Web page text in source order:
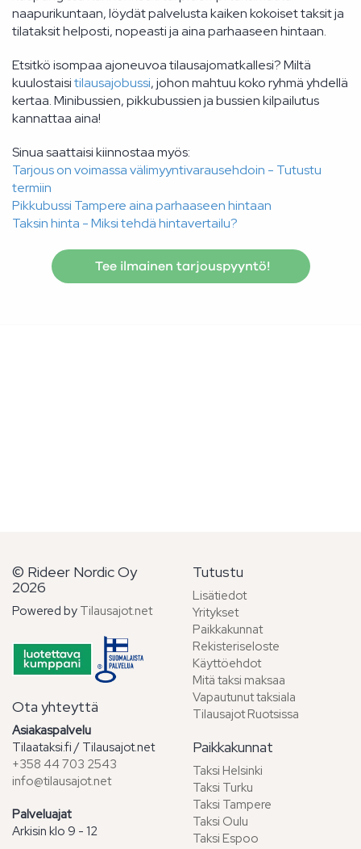
naapurikuntaan, löydät palvelusta kaiken kokoiset taksit ja
tilataksit helposti, nopeasti ja aina parhaaseen hintaan.
Etsitkö isompaa ajoneuvoa tilausajomatkallesi? Miltä
kuulostaisitilausajobussi, johon mahtuu koko ryhmä yhdellä
kertaa. Minibussien, pikkubussien ja bussien kilpailutus
kannattaa aina!
Sinua saattaisi kiinnostaa myös:
Tarjous on voimassa välimyyntivarausehdoin - Tutustu
termiin
Pikkubussi Tampere aina parhaaseen hintaan
Taksin hinta - Miksi tehdä hintavertailu?
Tee ilmainen tarjouspyyntö!
© Rideer Nordic Oy
2026
Powered by Tilausajot.net
Ota yhteyttä
Asiakaspalvelu
Tilaataksi.fi / Tilausajot.net
+358 44 703 2543
info@tilausajot.net
Palveluajat
Arkisin klo 9 - 12
Tutustu
Lisätiedot
Yritykset
Paikkakunnat
Rekisteriseloste
Käyttöehdot
Mitä taksi maksaa
Vapautunut taksiala
Tilausajot Ruotsissa
Paikkakunnat
Taksi Helsinki
Taksi Turku
Taksi Tampere
Taksi Oulu
Taksi Espoo